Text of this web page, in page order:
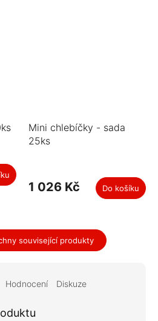
Mini chlebíčky - sada
25ks
1 026 Kč Do košíku
související produkty
Hodnocení Diskuze